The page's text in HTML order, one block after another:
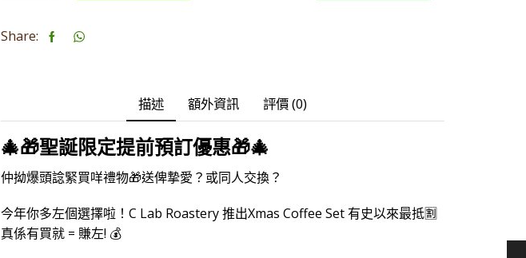
數
Share:
描述 額外資訊 評價 (0)
🎄🎁聖誕限定提前預訂優惠🎁🎄
仲拗爆頭諗緊買咩禮物🎁送俾摯愛？或同人交換？
今年你多左個選擇啦！C Lab Roastery 推出Xmas Coffee Set 有史以來最抵🈹
真係有買就 = 賺左! 💰